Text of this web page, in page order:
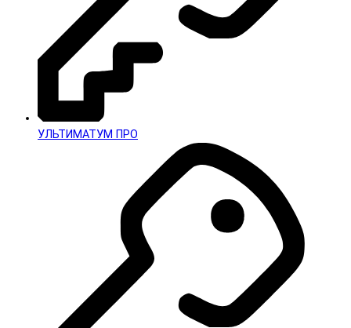
УЛЬТИМАТУМ ПРО